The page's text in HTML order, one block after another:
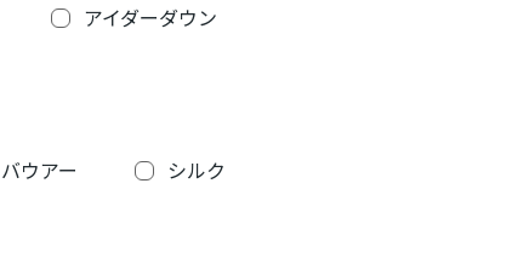
アイダーダウン
バウアー
シルク